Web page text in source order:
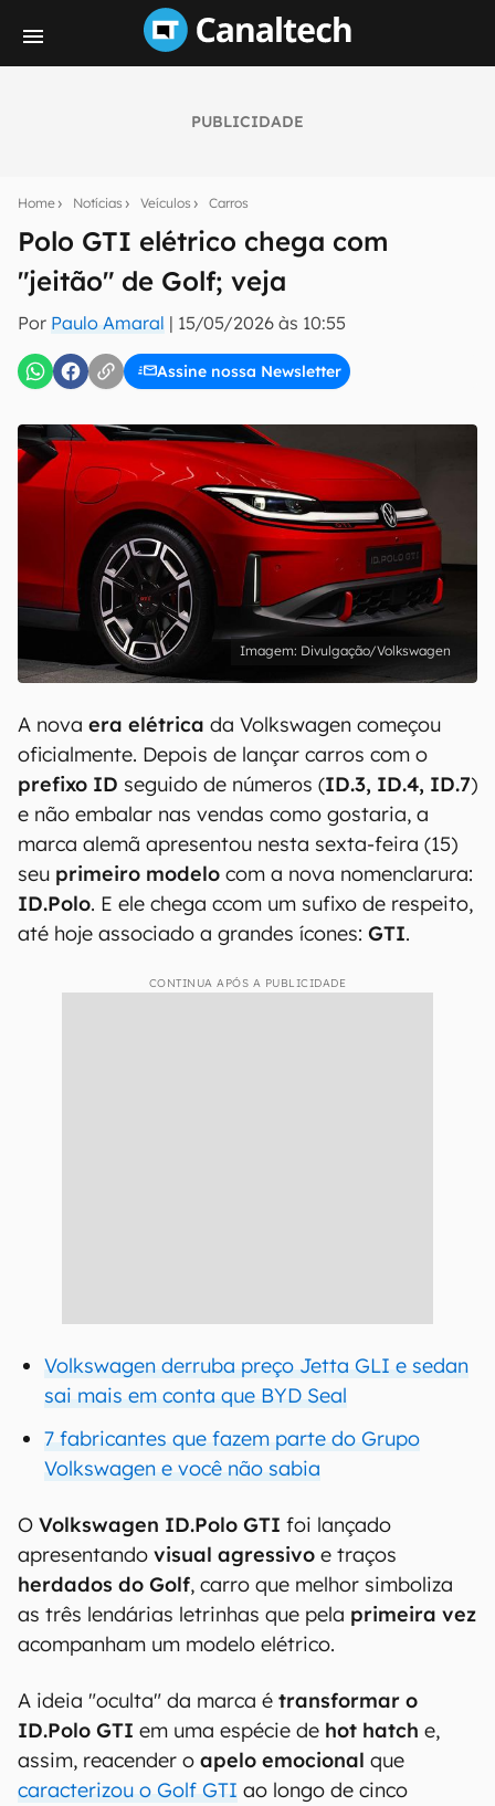
PUBLICIDADE
Home Notícias Veículos Carros
Polo GTI elétrico chega com
"jeitão" de Golf; veja
Por Paulo Amaral | 15/05/2026 às 10:55
Assine nossa Newsletter
notícias e reviews sobre tecnologia em primeira
mão.
E-mail
inscreva-se
Confirmo que li, aceito e concordo com os
Uso e Política de Privacidade do Canaltech.
Divulgação/Volkswagen
A nova era elétrica da Volkswagen começou
oficialmente. Depois de lançar carros com o
prefixo ID seguido de números (ID.3, ID.4, ID.7)
e não embalar nas vendas como gostaria, a
marca alemã apresentou nesta sexta-feira (15)
seu primeiro modelo com a nova nomenclarura:
ID.Polo. E ele chega ccom um sufixo de respeito,
até hoje associado a grandes ícones: GTI.
CONTINUA APÓS A PUBLICIDADE
Volkswagen derruba preço Jetta GLI e sedan
sai mais em conta que BYD Seal
7 fabricantes que fazem parte do Grupo
Volkswagen e você não sabia
O Volkswagen ID.Polo GTI foi lançado
apresentando visual agressivo e traços
herdados do Golf, carro que melhor simboliza
as três lendárias letrinhas que pela primeira vez
acompanham um modelo elétrico.
A ideia "oculta" da marca é transformar o
ID.Polo GTI em uma espécie de hot hatch e,
assim, reacender o apelo emocional que
caracterizou o Golf GTI ao longo de cinco